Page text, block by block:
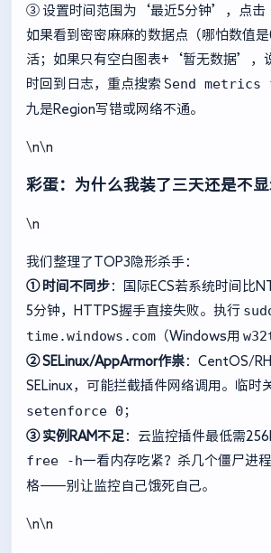
③ 设置时间范围为‘最近5分钟’，点击
如果看到密密麻麻的数据点（哪怕数值
活；如果只有空白图表+‘暂无数据’，
时回到日志，重点搜索 Send
九是Region写错或网络不通。
\n\n
彩蛋：为什么我装了三天还是不显
\n
我们整理了TOP3隐形杀手：
① 时间不同步 ：国际ECS若系统时间比
5分钟，HTTPS握手直接失败。执行
time.windows.com （Windows用
② SELinux/AppArmor作祟 ：CentOS/
SELinux，可能拦截插件网络调用。临时
setenforce 0 ；
③ 实例RAM不足 ：云监控插件最低需
free -h一看内存吃紧？杀几个僵尸进
格——别让监控自己饿死自己。
\n\n